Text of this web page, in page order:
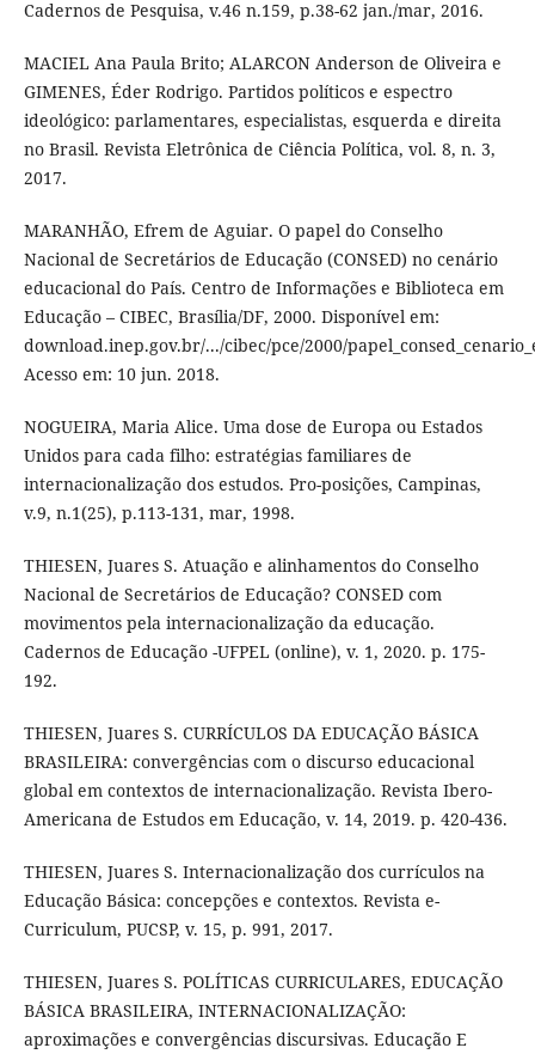
Cadernos de Pesquisa, v.46 n.159, p.38-62 jan./mar, 2016.
MACIEL Ana Paula Brito; ALARCON Anderson de Oliveira e
GIMENES, Éder Rodrigo. Partidos políticos e espectro
ideológico: parlamentares, especialistas, esquerda e direita
no Brasil. Revista Eletrônica de Ciência Política, vol. 8, n. 3,
2017.
MARANHÃO, Efrem de Aguiar. O papel do Conselho
Nacional de Secretários de Educação (CONSED) no cenário
educacional do País. Centro de Informações e Biblioteca em
Educação – CIBEC, Brasília/DF, 2000. Disponível em:
download.inep.gov.br/.../cibec/pce/2000/
Acesso em: 10 jun. 2018.
NOGUEIRA, Maria Alice. Uma dose de Europa ou Estados
Unidos para cada filho: estratégias familiares de
internacionalização dos estudos. Pro-posições, Campinas,
v.9, n.1(25), p.113-131, mar, 1998.
THIESEN, Juares S. Atuação e alinhamentos do Conselho
Nacional de Secretários de Educação? CONSED com
movimentos pela internacionalização da educação.
Cadernos de Educação -UFPEL (online), v. 1, 2020. p. 175-
192.
THIESEN, Juares S. CURRÍCULOS DA EDUCAÇÃO BÁSICA
BRASILEIRA: convergências com o discurso educacional
global em contextos de internacionalização. Revista Ibero-
Americana de Estudos em Educação, v. 14, 2019. p. 420-436.
THIESEN, Juares S. Internacionalização dos currículos na
Educação Básica: concepções e contextos. Revista e-
Curriculum, PUCSP, v. 15, p. 991, 2017.
THIESEN, Juares S. POLÍTICAS CURRICULARES, EDUCAÇÃO
BÁSICA BRASILEIRA, INTERNACIONALIZAÇÃO:
aproximações e convergências discursivas. Educação E